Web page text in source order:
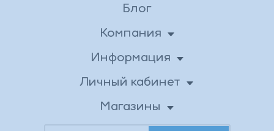
Блог
Компания
Новости
Контакты
Информация
Доставка
Возврат товара
Личный кабинет
Личные данные
Бонусная программа
Магазины
Адреса магазинов